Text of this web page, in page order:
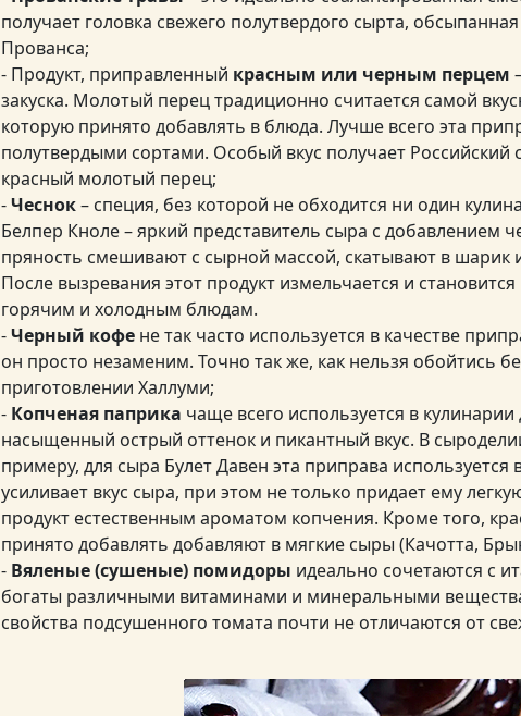
получает головка свежего полутвердого сырта,
Прованса;
- Продукт, приправленный красным или черным перцем
закуска. Молотый перец традиционно считается самой
которую принято добавлять в блюда. Лучше всего эта
полутвердыми сортами. Особый вкус получает Российский
красный молотый перец;
-Чеснок– специя, без которой не обходится ни один
Белпер Кноле – яркий представитель сыра с добавлением
пряность смешивают с сырной массой, скатывают в шарик
После вызревания этот продукт измельчается и
горячим и холодным блюдам.
-Черный кофе не так часто используется в качестве
он просто незаменим. Точно так же, как нельзя обойтись
приготовлении Халлуми;
- Копченая паприка чаще всего используется в
насыщенный острый оттенок и пикантный вкус. В
примеру, для сыра Булет Давен эта приправа используется
усиливает вкус сыра, при этом не только придает ему
продукт естественным ароматом копчения. Кроме того,
принято добавлять добавляют в мягкие сыры (Качотта,
- Вяленые (сушеные) помидоры идеально сочетаются с
богаты различными витаминами и минеральными
свойства подсушенного томата почти не отличаются от